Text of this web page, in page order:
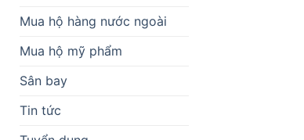
Mua hộ hàng nước ngoài
Mua hộ mỹ phẩm
Sân bay
Tin tức